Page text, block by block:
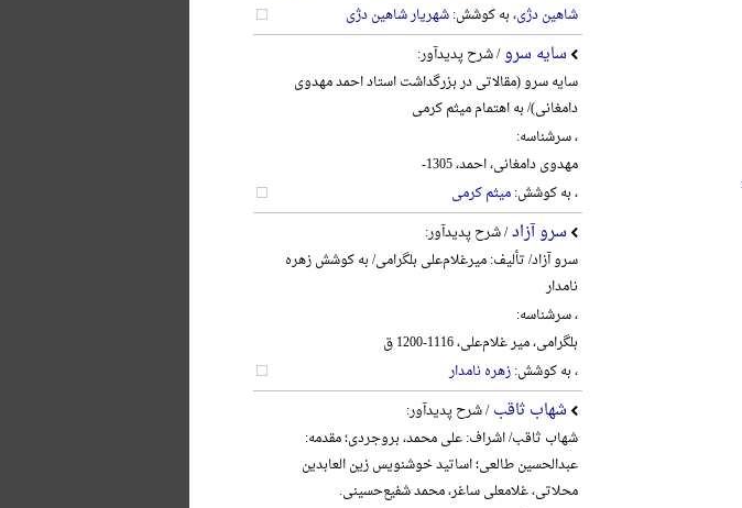
شاهین دژی، به کوشش:شهریار شاهین دژی
سایه سرو/ شرح پدیدآور:
سایه سرو (مقالاتی در بزرگداشت استاد احمد مهدوی
دامغانی)/ به اهتمام میثم کرمی
، سرشناسه:
مهدوی دامغانی، احمد، 1305-
، به کوشش:میثم کرمی
سرو آزاد/ شرح پدیدآور:
سرو آزاد/ تألیف: میرغلام‌علی بلگرامی/ به کوشش زهره
نامدار
، سرشناسه:
بلگرامی، میر غلام‌علی، 1116-1200 ق
، به کوشش:زهره نامدار
شهاب ثاقب/ شرح پدیدآور:
شهاب ثاقب/ اشراف: علی محمد، بروجردی؛ مقدمه:
عبدالحسین طالعی؛ اساتید خوشنویس زین العابدین
محلاتی، غلامعلی ساغر، محمد شفیع‌حسینی.